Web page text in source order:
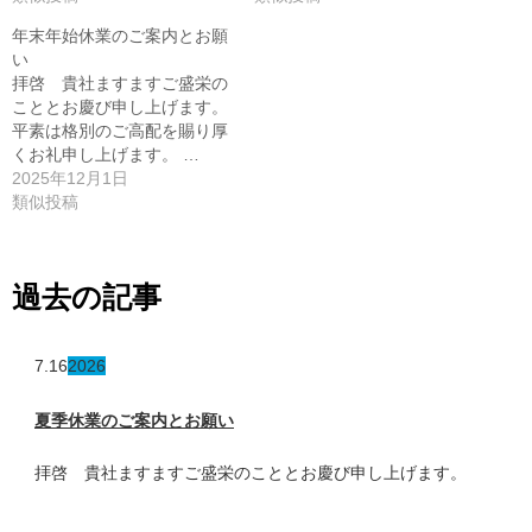
年末年始休業のご案内とお願
い
拝啓 貴社ますますご盛栄の
こととお慶び申し上げます。
平素は格別のご高配を賜り厚
くお礼申し上げます。 …
2025年12月1日
類似投稿
過去の記事
7.162026
夏季休業のご案内とお願い
拝啓 貴社ますますご盛栄のこととお慶び申し上げます。